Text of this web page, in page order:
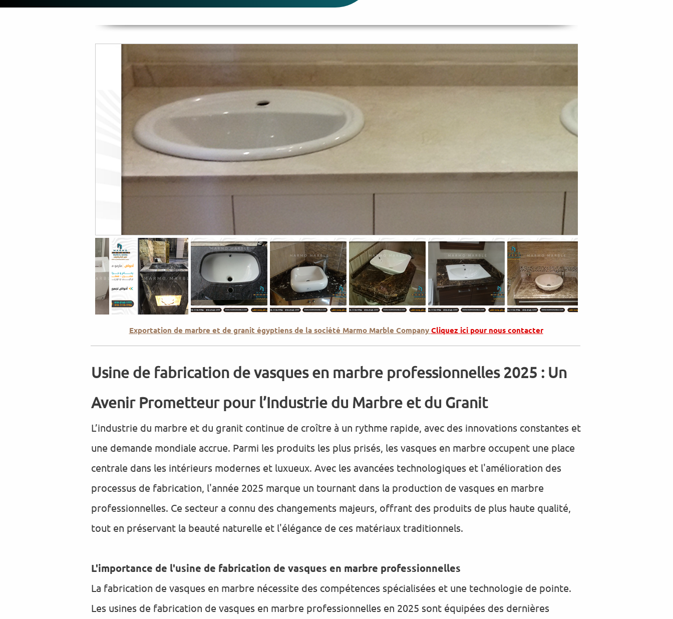
Exportation de marbre et de granit égyptiens de la société Marmo Marble Company Cliquez ici pour nous contacter
Usine de fabrication de vasques en marbre professionnelles 2025 : Un
Avenir Prometteur pour l’Industrie du Marbre et du Granit
L’industrie du marbre et du granit continue de croître à un rythme rapide, avec des innovations constantes et
une demande mondiale accrue. Parmi les produits les plus prisés, les vasques en marbre occupent une place
centrale dans les intérieurs modernes et luxueux. Avec les avancées technologiques et l'amélioration des
processus de fabrication, l'année 2025 marque un tournant dans la production de vasques en marbre
professionnelles. Ce secteur a connu des changements majeurs, offrant des produits de plus haute qualité,
tout en préservant la beauté naturelle et l'élégance de ces matériaux traditionnels.
L'importance de l'usine de fabrication de vasques en marbre professionnelles
La fabrication de vasques en marbre nécessite des compétences spécialisées et une technologie de pointe.
Les usines de fabrication de vasques en marbre professionnelles en 2025 sont équipées des dernières